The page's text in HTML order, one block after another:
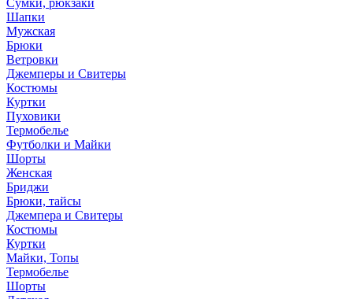
Сумки, рюкзаки
Шапки
Мужская
Брюки
Ветровки
Джемперы и Свитеры
Костюмы
Куртки
Пуховики
Термобелье
Футболки и Майки
Шорты
Женская
Бриджи
Брюки, тайсы
Джемпера и Свитеры
Костюмы
Куртки
Майки, Топы
Термобелье
Шорты